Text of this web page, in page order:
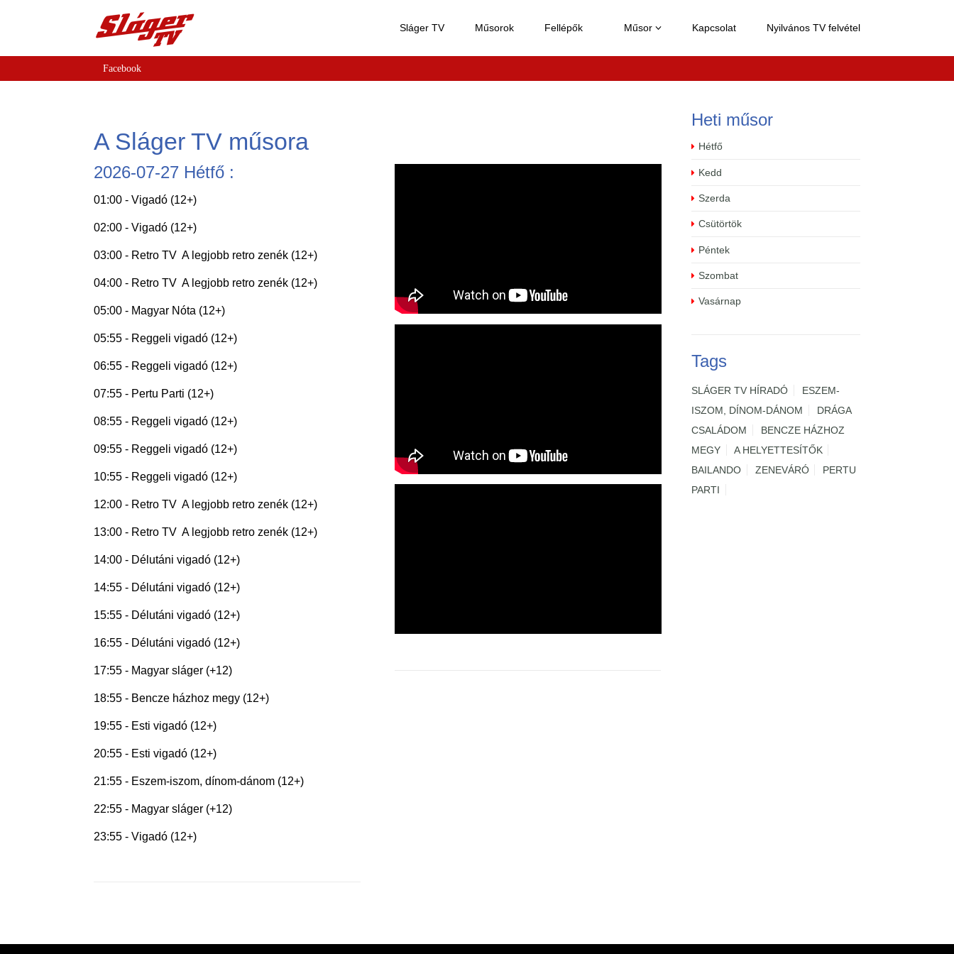
Sláger TV Műsorok Fellépők Műsor  Kapcsolat Nyilvános TV felvétel
Facebook
A Sláger TV műsora
2026-07-27 Hétfő :
01:00 - Vigadó (12+)
02:00 - Vigadó (12+)
03:00 - Retro TV  A legjobb retro zenék (12+)
04:00 - Retro TV  A legjobb retro zenék (12+)
05:00 - Magyar Nóta (12+)
05:55 - Reggeli vigadó (12+)
06:55 - Reggeli vigadó (12+)
07:55 - Pertu Parti (12+)
08:55 - Reggeli vigadó (12+)
09:55 - Reggeli vigadó (12+)
10:55 - Reggeli vigadó (12+)
12:00 - Retro TV  A legjobb retro zenék (12+)
13:00 - Retro TV  A legjobb retro zenék (12+)
14:00 - Délutáni vigadó (12+)
14:55 - Délutáni vigadó (12+)
15:55 - Délutáni vigadó (12+)
16:55 - Délutáni vigadó (12+)
17:55 - Magyar sláger (+12)
18:55 - Bencze házhoz megy (12+)
19:55 - Esti vigadó (12+)
20:55 - Esti vigadó (12+)
21:55 - Eszem-iszom, dínom-dánom (12+)
22:55 - Magyar sláger (+12)
23:55 - Vigadó (12+)
Heti műsor
Hétfő
Kedd
Szerda
Csütörtök
Péntek
Szombat
Vasárnap
Tags
SLÁGER TV HÍRADÓ
ESZEM-
ISZOM, DÍNOM-DÁNOM
DRÁGA
CSALÁDOM
BENCZE HÁZHOZ
MEGY
A HELYETTESÍTŐK
BAILANDO
ZENEVÁRÓ
PERTU
PARTI